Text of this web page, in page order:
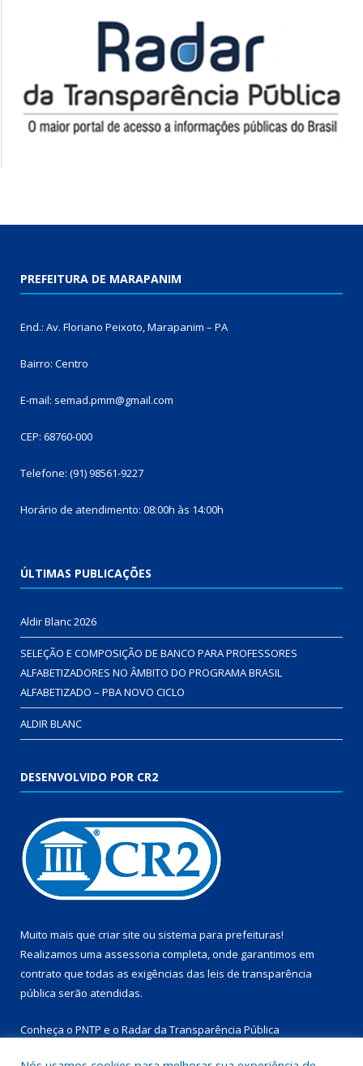
PREFEITURA DE MARAPANIM
End.: Av. Floriano Peixoto, Marapanim – PA
Bairro: Centro
E-mail: semad.pmm@gmail.com
CEP: 68760-000
Telefone: (91) 98561-9227
Horário de atendimento: 08:00h às 14:00h
ÚLTIMAS PUBLICAÇÕES
Aldir Blanc 2026
SELEÇÃO E COMPOSIÇÃO DE BANCO PARA PROFESSORES
ALFABETIZADORES NO ÂMBITO DO PROGRAMA BRASIL
ALFABETIZADO – PBA NOVO CICLO
ALDIR BLANC
DESENVOLVIDO POR CR2
Muito mais que criar site ou sistema para prefeituras!
Realizamos uma assessoria completa, onde garantimos em
contrato que todas as exigências das leis de transparência
pública serão atendidas.
Conheça o PNTP e o Radar da Transparência Pública